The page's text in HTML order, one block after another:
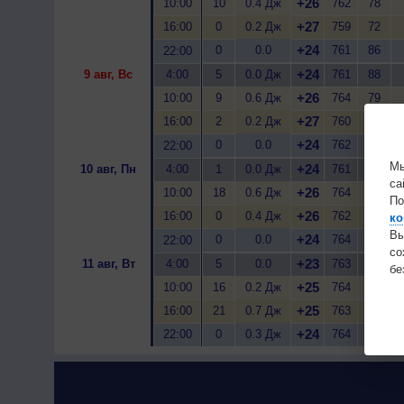
10:00
10 0.4 Дж +26 762 78
16:00
0 0.2 Дж +27 759 72
22:00
0 0.0 +24 761 86
9 авг, Вс
4:00 5 0.0 Дж +24 761 88
10:00
9 0.6 Дж +26 764 79
16:00
2 0.2 Дж +27 760
22:00
0 0.0 +24 762
10 авг, Пн
4:00 1 0.0 Дж +24 761
10:00
18 0.6 Дж +26 764
16:00
0 0.4 Дж +26 762
22:00
0 0.0 +24 764
11 авг, Вт
4:00 5 0.0 +23 763
10:00
16 0.2 Дж +25 764
16:00
21 0.7 Дж +25 763
22:00
0 0.3 Дж +24 764